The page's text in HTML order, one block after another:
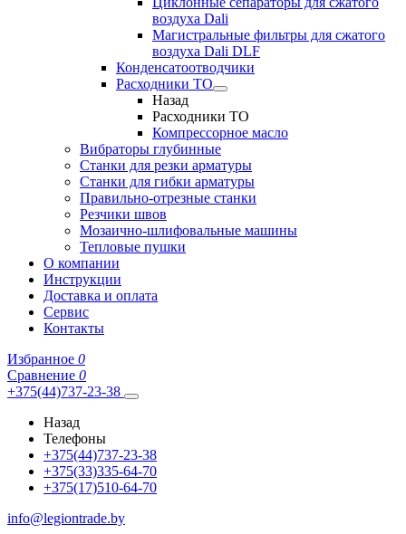
воздуха Dali
Магистральные фильтры для сжатого
воздуха Dali DLF
Конденсатоотводчики
Расходники ТО
Назад
Расходники ТО
Компрессорное масло
Вибраторы глубинные
Станки для резки арматуры
Станки для гибки арматуры
Правильно-отрезные станки
Резчики швов
Мозаично-шлифовальные машины
Тепловые пушки
О компании
Инструкции
Доставка и оплата
Сервис
Контакты
Избранное 0
Сравнение 0
+375(44)737-23-38
Назад
Телефоны
+375(44)737-23-38
+375(33)335-64-70
+375(17)510-64-70
info@legiontrade.by